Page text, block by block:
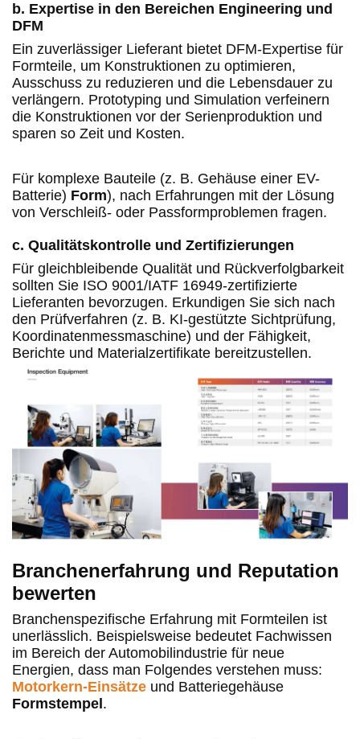
b. Expertise in den Bereichen Engineering und
DFM
Ein zuverlässiger Lieferant bietet DFM-Expertise für
Formteile, um Konstruktionen zu optimieren,
Ausschuss zu reduzieren und die Lebensdauer zu
verlängern. Prototyping und Simulation verfeinern
die Konstruktionen vor der Serienproduktion und
sparen so Zeit und Kosten.
Für komplexe Bauteile (z. B. Gehäuse einer EV-
Batterie) Form), nach Erfahrungen mit der Lösung
von Verschleiß- oder Passformproblemen fragen.
c. Qualitätskontrolle und Zertifizierungen
Für gleichbleibende Qualität und Rückverfolgbarkeit
sollten Sie ISO 9001/IATF 16949-zertifizierte
Lieferanten bevorzugen. Erkundigen Sie sich nach
den Prüfverfahren (z. B. KI-gestützte Sichtprüfung,
Koordinatenmessmaschine) und der Fähigkeit,
Berichte und Materialzertifikate bereitzustellen.
Branchenerfahrung und Reputation
bewerten
Branchenspezifische Erfahrung mit Formteilen ist
unerlässlich. Beispielsweise bedeutet Fachwissen
im Bereich der Automobilindustrie für neue
Energien, dass man Folgendes verstehen muss:
Motorkern-Einsätze und Batteriegehäuse
Formstempel.